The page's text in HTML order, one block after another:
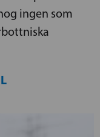
ingen som